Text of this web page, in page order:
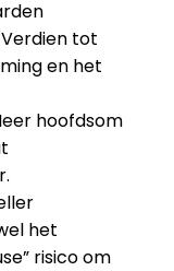
Verdien tot
en het
hoofdsom
het
risico om